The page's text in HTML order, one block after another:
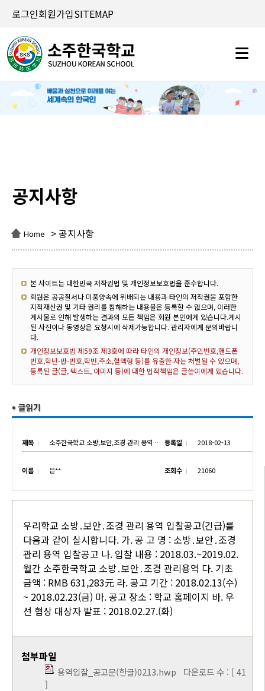
로그인회원가입SITEMAP
공지사항
Home > 공지사항
본 사이트는 대한민국 저작권법 및 개인정보보호법을 준수합니다.
회원은 공공질서나 미풍양속에 위배되는 내용과 타인의 저작권을 포함한
지적재산권 및 기타 권리를 침해하는 내용물은 등록할 수 없으며, 이러한
게시물로 인해 발생하는 결과의 모든 책임은 회원 본인에게 있습니다.게시
된 사진이나 동영상은 요청시에 삭제가능합니다. 관리자에게 문의바랍니
다.
개인정보보호법 제59조 제3호에 따라 타인의 개인정보(주민번호,핸드폰
번호,학년-반-번호,학번,주소,혈액형 등)를 유출한 자는 처벌될 수 있으며,
등록된 글(글, 텍스트, 이미지 등)에 대한 법적책임은 글쓴이에게 있습니다.
제목 소주한국학교 소방,보안,조경 관리 용역 입찰공고 등록일 2018-02-13
이름 은** 조회수 21060
우리학교 소방․보안․조경 관리 용역 입찰공고(긴급)를
다음과 같이 실시합니다. 가. 공 고 명 : 소방․보안․조경
관리 용역 입찰공고 나. 입찰 내용 : 2018.03.~2019.02.
월간 소주한국학교 소방․보안․조경 관리용역 다. 기초
금액 : RMB 631,283元 라. 공고 기간 : 2018.02.13(수)
~ 2018.02.23(금) 마. 공고 장소 : 학교 홈페이지 바. 우
선 협상 대상자 발표 : 2018.02.27.(화)
첨부파일
용역입찰_공고문(한글)0213.hwp 다운로드 수 : [ 41
]